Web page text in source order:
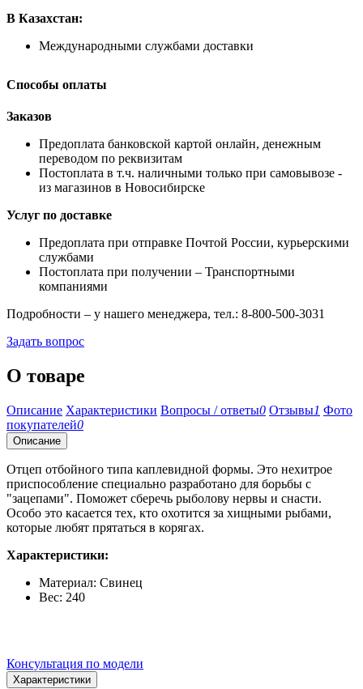
В Казахстан:
Международными службами доставки
Способы оплаты
Заказов
Предоплата банковской картой онлайн, денежным
переводом по реквизитам
Постоплата в т.ч. наличными только при самовывозе -
из магазинов в Новосибирске
Услуг по доставке
Предоплата при отправке Почтой России, курьерскими
службами
Постоплата при получении – Транспортными
компаниями
Подробности – у нашего менеджера, тел.: 8-800-500-3031
Задать вопрос
О товаре
Описание Характеристики Вопросы / ответы0 Отзывы1 Фото
покупателей0
Описание
Отцеп отбойного типа каплевидной формы. Это нехитрое
приспособление специально разработано для борьбы с
"зацепами". Поможет сберечь рыболову нервы и снасти.
Особо это касается тех, кто охотится за хищными рыбами,
которые любят прятаться в корягах.
Характеристики:
Материал: Свинец
Вес: 240
Консультация по модели
Характеристики